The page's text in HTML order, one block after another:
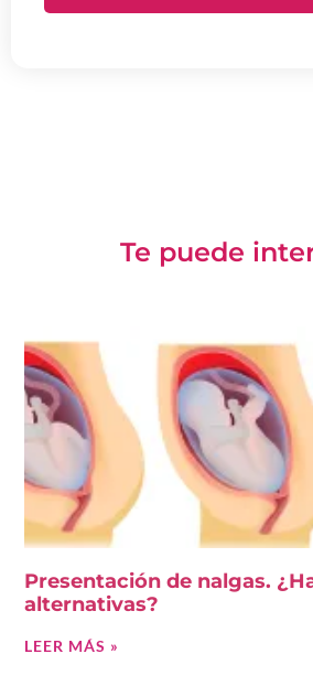
Te puede
Presentación de nalgas.
alternativas?
LEER MÁS »